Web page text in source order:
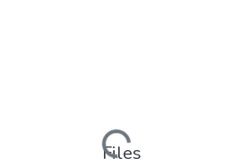
Loading...
Files